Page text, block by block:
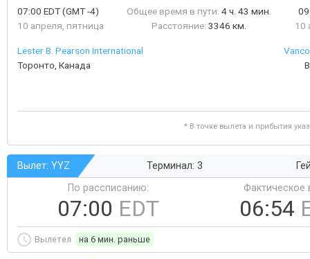
07:00 EDT(GMT -4)
10 апреля, пятница
Общее время в пути: 4 ч. 43 мин.
Расстояние: 3346 км.
10
Lester B. Pearson International
Торонто, Канада
* В точке вылета и прибытия
Вылет: YYZ Терминал: 3
По рассписанию:
07:00 EDT
Фактическое
06:54
Вылетел на 6 мин. раньше